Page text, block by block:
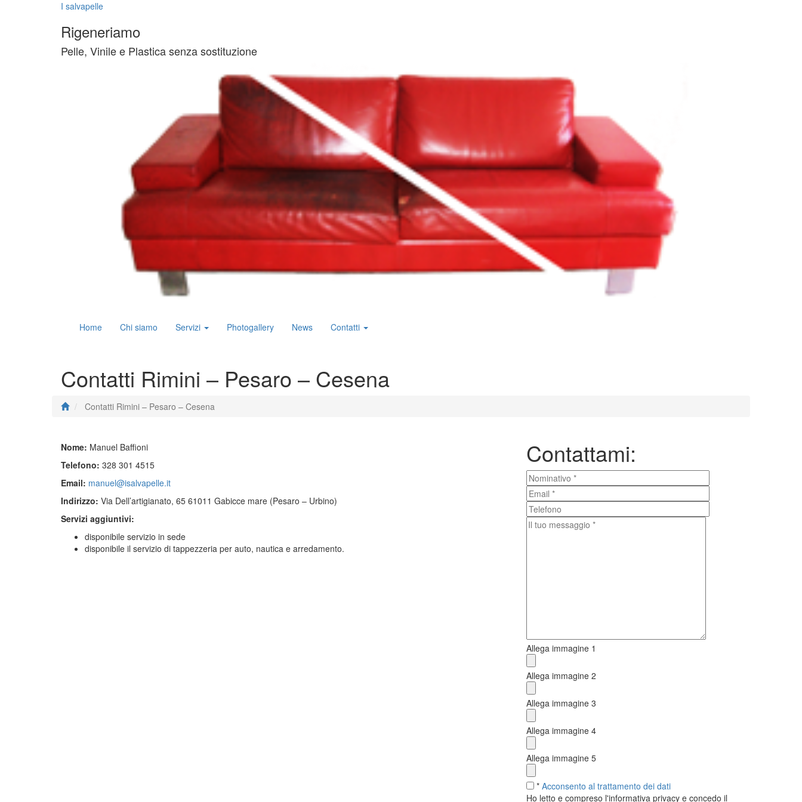
I salvapelle
Rigeneriamo
Pelle, Vinile e Plastica senza sostituzione
Home Chi siamo Servizi Photogallery News Contatti
Contatti Rimini – Pesaro – Cesena
Contatti Rimini – Pesaro – Cesena
Nome: Manuel Baffioni
Telefono: 328 301 4515
Email: manuel@isalvapelle.it
Indirizzo: Via Dell’artigianato, 65 61011 Gabicce mare (Pesaro – Urbino)
Servizi aggiuntivi:
disponibile servizio in sede
disponibile il servizio di tappezzeria per auto, nautica e arredamento.
Contattami:
Allega immagine 1
Allega immagine 2
Allega immagine 3
Allega immagine 4
Allega immagine 5
* Acconsento al trattamento dei dati
Ho letto e compreso l'informativa privacy e concedo il